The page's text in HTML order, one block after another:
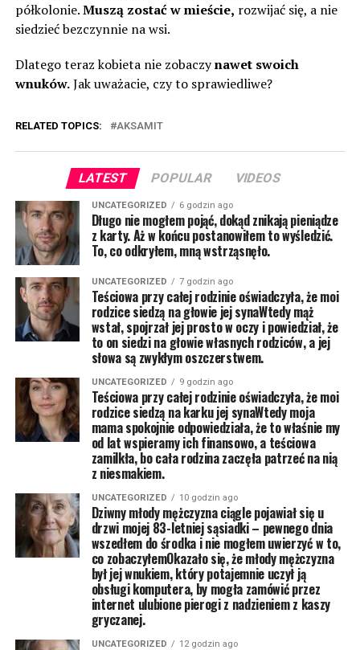
półkolonie.Muszą zostać w mieście, rozwijać się, a nie
siedzieć bezczynnie na wsi.
Dlatego teraz kobieta nie zobaczynawet swoich
wnuków.Jak uważacie, czy to sprawiedliwe?
RELATED TOPICS: AKSAMIT
LATEST POPULAR VIDEOS
UNCATEGORIZED 6 godzin ago
Długo nie mogłem pojąć, dokąd znikają pieniądze
z karty. Aż w końcu postanowiłem to wyśledzić.
To, co odkryłem, mną wstrząsnęło.
UNCATEGORIZED 7 godzin ago
Teściowa przy całej rodzinie oświadczyła, że moi
rodzice siedzą na głowie jej synaWtedy mąż
wstał, spojrzał jej prosto w oczy i powiedział, że
to on siedzi na głowie własnych rodziców, a jej
słowa są zwykłym oszczerstwem.
UNCATEGORIZED 9 godzin ago
Teściowa przy całej rodzinie oświadczyła, że moi
rodzice siedzą na karku jej synaWtedy moja
mama spokojnie odpowiedziała, że to właśnie my
od lat wspieramy ich finansowo, a teściowa
zamilkła, bo cała rodzina zaczęła patrzeć na nią
z niesmakiem.
UNCATEGORIZED 10 godzin ago
Dziwny młody mężczyzna ciągle pojawiał się u
drzwi mojej 83-letniej sąsiadki – pewnego dnia
wszedłem do środka i nie mogłem uwierzyć w to,
co zobaczyłemOkazało się, że młody mężczyzna
był jej wnukiem, który potajemnie uczył ją
obsługi komputera, by mogła zamówić przez
internet ulubione pierogi z nadzieniem z kaszy
gryczanej.
UNCATEGORIZED 12 godzin ago